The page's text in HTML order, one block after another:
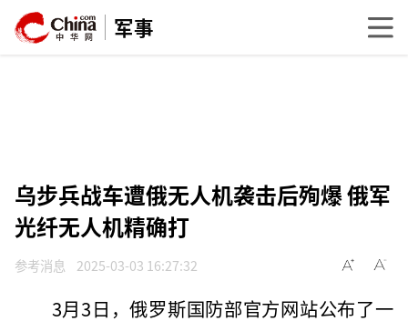
军事
乌步兵战车遭俄无人机袭击后殉爆 俄军
光纤无人机精确打
参考消息 2025-03-03 16:27:32
3月3日，俄罗斯国防部官方网站公布了一